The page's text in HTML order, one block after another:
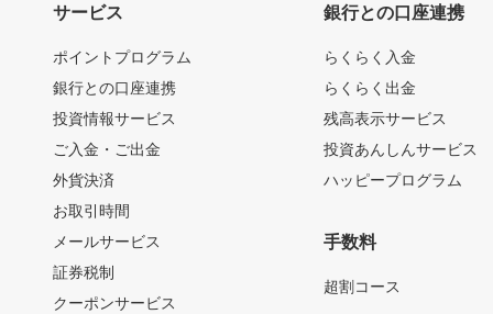
サービス
ポイントプログラム
銀行との口座連携
投資情報サービス
ご入金・ご出金
外貨決済
お取引時間
メールサービス
証券税制
クーポンサービス
銀行との口座連携
らくらく入金
らくらく出金
残高表示サービス
投資あんしんサービス
ハッピープログラム
手数料
超割コース